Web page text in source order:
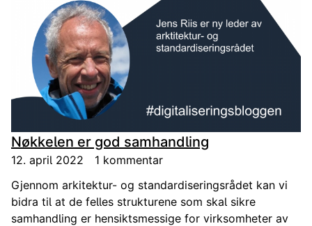
Nøkkelen er god samhandling
12. april 2022
1 kommentar
Gjennom arkitektur- og standardiseringsrådet kan vi
bidra til at de felles strukturene som skal sikre
samhandling er hensiktsmessige for virksomheter av